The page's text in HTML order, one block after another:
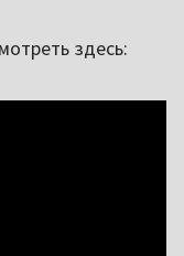
здесь: